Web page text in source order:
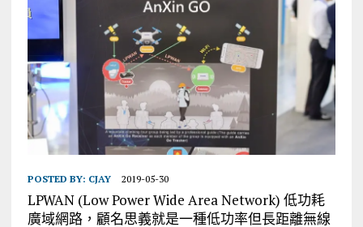
POSTED BY: CJAY 2019-05-30
LPWAN (Low Power Wide Area Network) 低功耗
廣域網路，顧名思義就是一種低功率但長距離無線